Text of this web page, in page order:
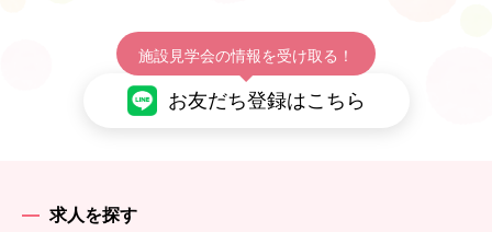
施設見学会の情報を受け取る！
お友だち登録はこちら
求人を探す